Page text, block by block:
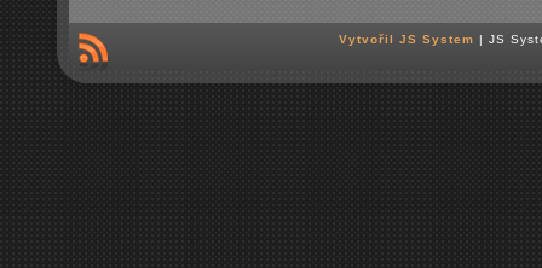
Vytvořil JS System | JS